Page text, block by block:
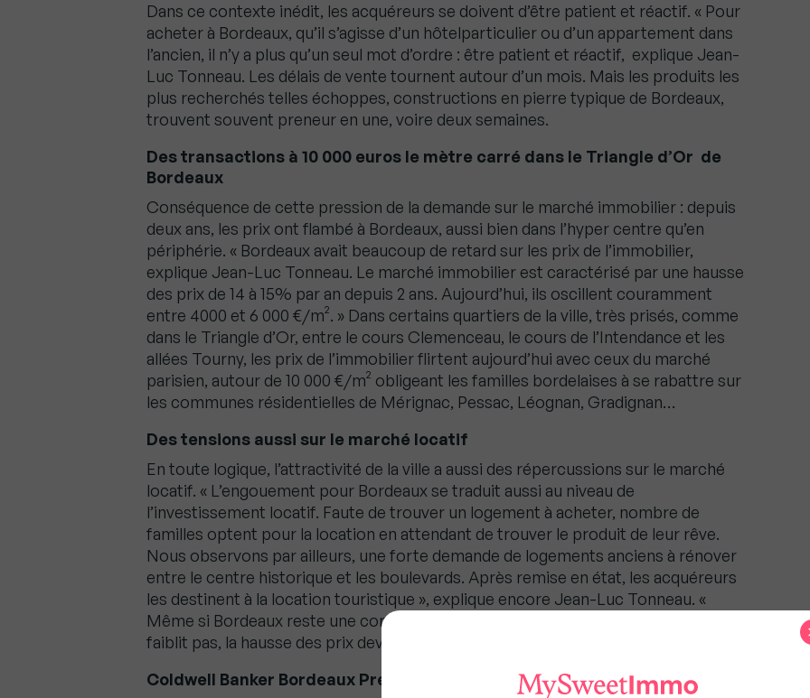
Dans ce contexte inédit, les acquéreurs se doivent d’être patient et réactif. « Pour
acheter à Bordeaux, qu’il s’agisse d’un hôtelparticulier ou d’un appartement dans
l’ancien, il n’y a plus qu’un seul mot d’ordre : être patient et réactif, explique Jean-
Luc Tonneau. Les délais de vente tournent autour d’un mois. Mais les produits les
plus recherchés telles échoppes, constructions en pierre typique de Bordeaux,
trouvent souvent preneur en une, voire deux semaines.
Des transactions à 10 000 euros le mètre carré dans le Triangle d’Or de
Bordeaux
Conséquence de cette pression de la demande sur le marché immobilier : depuis
deux ans, les prix ont flambé à Bordeaux, aussi bien dans l’hyper centre qu’en
périphérie. « Bordeaux avait beaucoup de retard sur les prix de l’immobilier,
explique Jean-Luc Tonneau. Le marché immobilier est caractérisé par une hausse
des prix de 14 à 15% par an depuis 2 ans. Aujourd’hui, ils oscillent couramment
entre 4000 et 6 000 €/m². » Dans certains quartiers de la ville, très prisés, comme
dans le Triangle d’Or, entre le cours Clemenceau, le cours de l’Intendance et les
allées Tourny, les prix de l’immobilier flirtent aujourd’hui avec ceux du marché
parisien, autour de 10 000 €/m² obligeant les familles bordelaises à se rabattre sur
les communes résidentielles de Mérignac, Pessac, Léognan, Gradignan…
Des tensions aussi sur le marché locatif
En toute logique, l’attractivité de la ville a aussi des répercussions sur le marché
locatif. « L’engouement pour Bordeaux se traduit aussi au niveau de
l’investissement locatif. Faute de trouver un logement à acheter, nombre de
familles optent pour la location en attendant de trouver le produit de leur rêve.
Nous observons par ailleurs, une forte demande de logements anciens à rénover
entre le centre historique et les boulevards. Après remise en état, les acquéreurs
les destinent à la location touristique », explique encore Jean-Luc Tonneau. «
Même si Bordeaux reste une commune très attractive, même si la demande ne
faiblit pas, la hausse des prix devrait ralentir en 2018 », conclut Jean-Luc Tonneau.
Coldwell Banker Bordeaux Premium se développe dans le Sud-Ouest